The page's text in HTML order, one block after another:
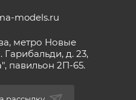
models.ru
метро Новые
д. 23,
павильон 2П-65.